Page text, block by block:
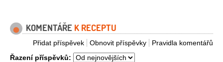
KOMENTÁŘE K RECEPTU
Pravidla komentářů
Obnovit příspěvky
Přidat příspěvek
Řazení příspěvků: